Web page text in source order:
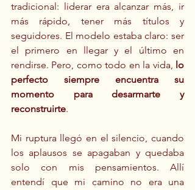
tradicional: liderar era alcanzar más, ir
más rápido, tener más títulos y
seguidores. El modelo estaba claro: ser
el primero en llegar y el último en
rendirse. Pero, como todo en la vida, lo
perfecto siempre encuentra su
momento para desarmarte y
reconstruirte.
Mi ruptura llegó en el silencio, cuando
los aplausos se apagaban y quedaba
solo con mis pensamientos. Allí
entendí que mi camino no era una